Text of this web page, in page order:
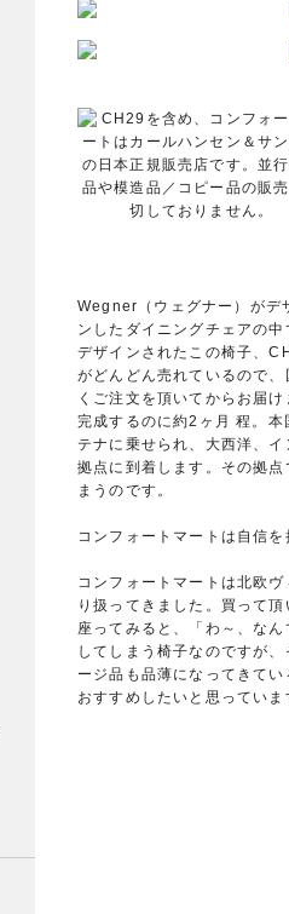
Wegner（ウェグナー）がデ
ンしたダイニングチェアの
デザインされたこの椅子、
がどんどん売れているので
くご注文を頂いてからお届
完成するのに約2ヶ月 程。
テナに乗せられ、大西洋、
拠点に到着します。その拠
まうのです。
コンフォートマートは自信
コンフォートマートは北欧
り扱ってきました。買って
座ってみると、「わ～、な
してしまう椅子なのですが
ージ品も品薄になってきて
おすすめしたいと思っていま